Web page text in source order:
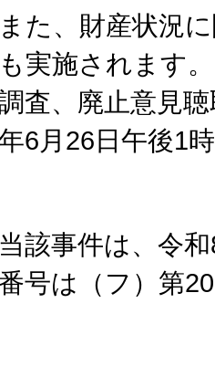
また、財産状況
も実施されます
査、廃止意見
6月26日午後1
当該事件は、令
番号は（フ）第